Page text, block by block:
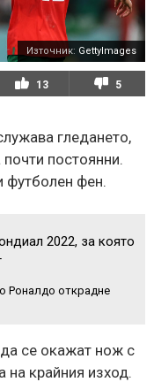
Източник: GettyImages
13 5
гледането,
постоянни.
футболен фен.
2022, за която
Роналдо открадне
се окажат нож с
на крайния изход.